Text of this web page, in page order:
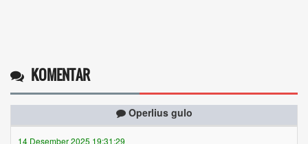
KOMENTAR
14 Desember 2025 19:31:29
Token gratis ...selengkapnya